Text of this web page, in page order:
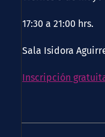
17:30 a 21:00 hrs.
Sala Isidora
Inscripción